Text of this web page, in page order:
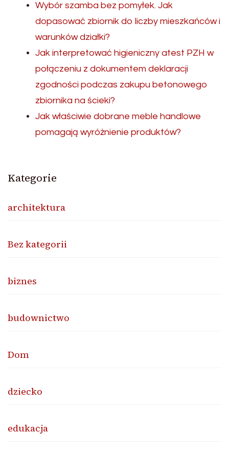
Wybór szamba bez pomyłek. Jak
dopasować zbiornik do liczby mieszkańców i
warunków działki?
Jak interpretować higieniczny atest PZH w
połączeniu z dokumentem deklaracji
zgodności podczas zakupu betonowego
zbiornika na ścieki?
Jak właściwie dobrane meble handlowe
pomagają wyróżnienie produktów?
Kategorie
architektura
Bez kategorii
biznes
budownictwo
Dom
dziecko
edukacja